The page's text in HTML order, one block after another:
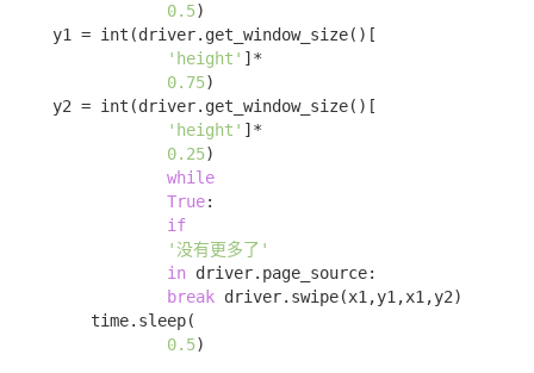
0.5)
    y1 = int(driver.get_window_size()[
'height' ]*
0.75)
    y2 = int(driver.get_window_size()[
'height' ]*
0.25)
while
True:
if
'没有更多了'
in driver.page_source:
break driver.swipe(x1,y1,x1,y2)
        time.sleep(
0.5)